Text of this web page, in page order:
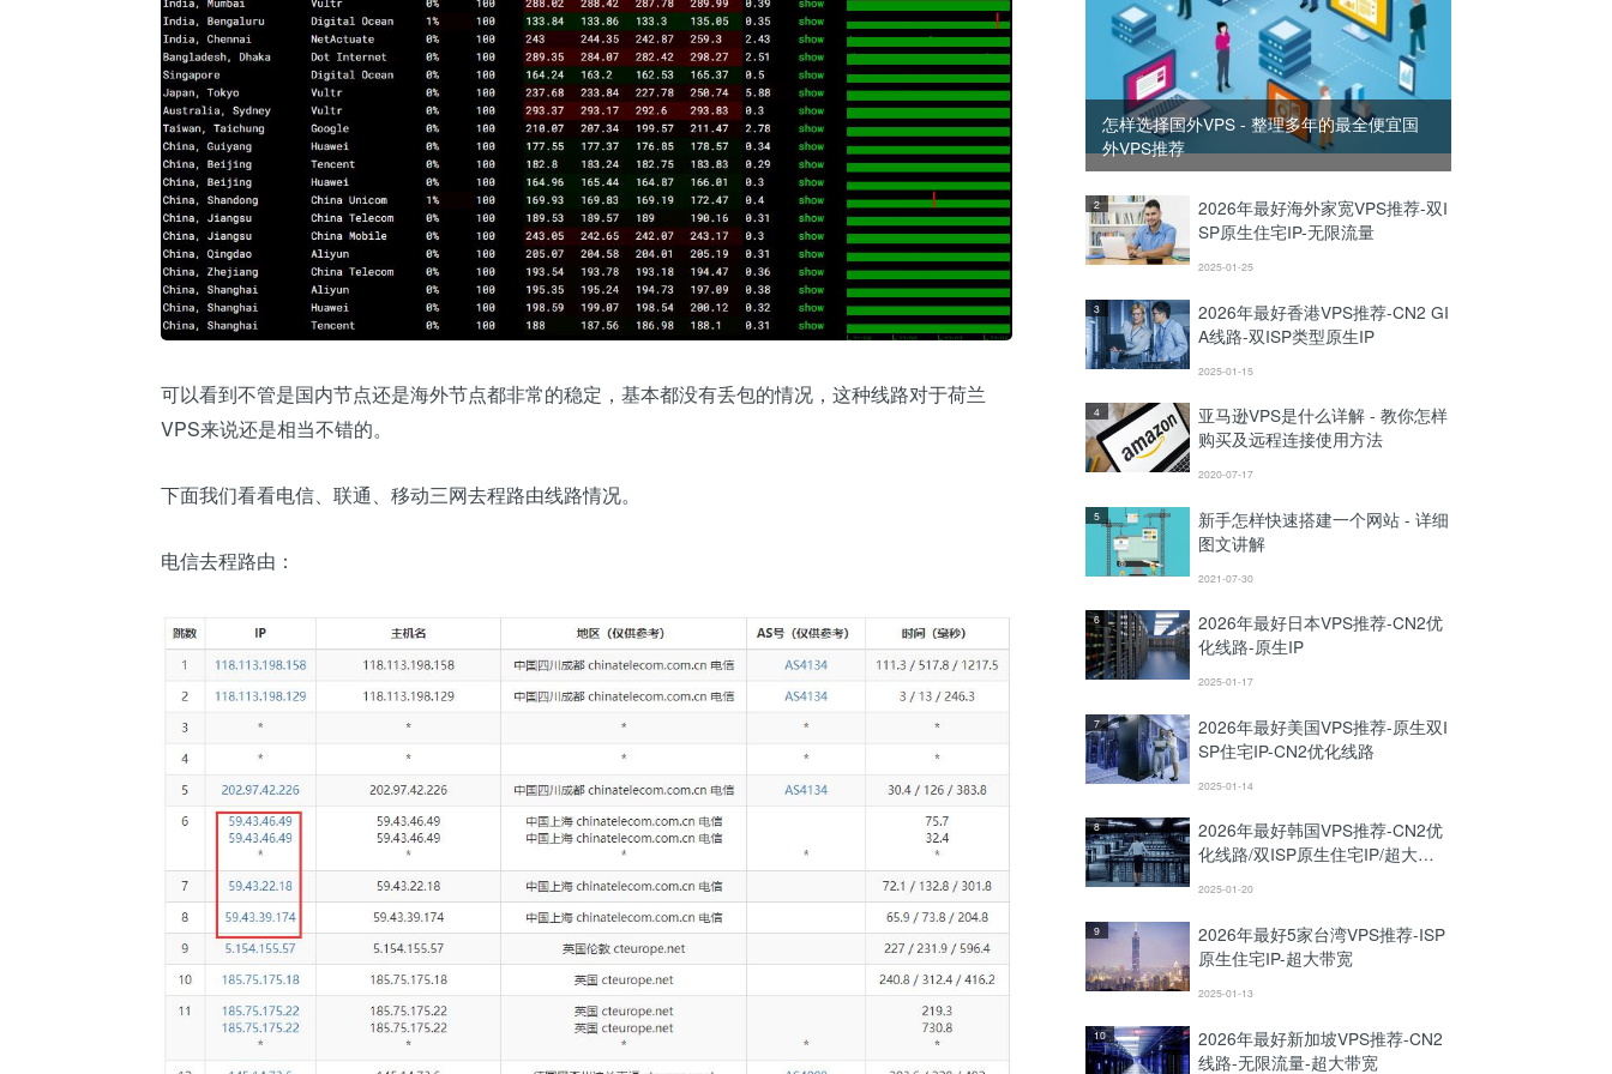
可以看到不管是国内节点还是海外节点都非常的稳定，基本都没有丢包的情况，这种线路对于荷兰
VPS来说还是相当不错的。
下面我们看看电信、联通、移动三网去程路由线路情况。
电信去程路由：
怎样选择国外VPS - 整理多年的最全便宜国
外VPS推荐
2
2026年最好海外家宽VPS推荐-双I
SP原生住宅IP-无限流量
2025-01-25
3
2026年最好香港VPS推荐-CN2 GI
A线路-双ISP类型原生IP
2025-01-15
4
亚马逊VPS是什么详解 - 教你怎样
购买及远程连接使用方法
2020-07-17
5
新手怎样快速搭建一个网站 - 详细
图文讲解
2021-07-30
6
2026年最好日本VPS推荐-CN2优
化线路-原生IP
2025-01-17
7
2026年最好美国VPS推荐-原生双I
SP住宅IP-CN2优化线路
2025-01-14
8
2026年最好韩国VPS推荐-CN2优
化线路/双ISP原生住宅IP/超大带
2025-01-20
9
2026年最好5家台湾VPS推荐-ISP
原生住宅IP-超大带宽
2025-01-13
10
2026年最好新加坡VPS推荐-CN2
线路-无限流量-超大带宽